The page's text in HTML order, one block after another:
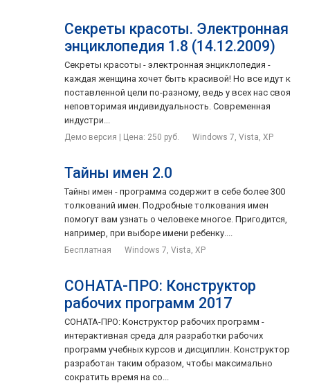
Секреты красоты. Электронная
энциклопедия 1.8 (14.12.2009)
Секреты красоты - электронная энциклопедия -
каждая женщина хочет быть красивой! Но все идут к
поставленной цели по-разному, ведь у всех нас своя
неповторимая индивидуальность. Современная
индустри...
Демо версия | Цена: 250 руб. Windows 7, Vista, XP
Тайны имен 2.0
Тайны имен - программа содержит в себе более 300
толкований имен. Подробные толкования имен
помогут вам узнать о человеке многое. Пригодится,
например, при выборе имени ребенку....
Бесплатная Windows 7, Vista, XP
СОНАТА-ПРО: Конструктор
рабочих программ 2017
СОНАТА-ПРО: Конструктор рабочих программ -
интерактивная среда для разработки рабочих
программ учебных курсов и дисциплин. Конструктор
разработан таким образом, чтобы максимально
сократить время на со...